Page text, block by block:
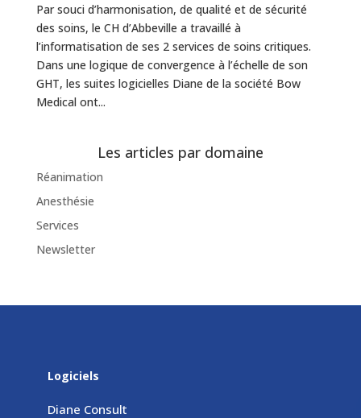
Par souci d’harmonisation, de qualité et de sécurité
des soins, le CH d’Abbeville a travaillé à
l’informatisation de ses 2 services de soins critiques.
Dans une logique de convergence à l’échelle de son
GHT, les suites logicielles Diane de la société Bow
Medical ont...
Les articles par domaine
Réanimation
Anesthésie
Services
Newsletter
Logiciels
Diane Consult